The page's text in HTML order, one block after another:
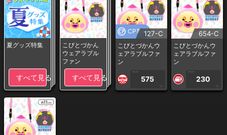
夏グッズ特集
すべて見る
こびとづかん
ウェアラブル
ファン
すべて見る
CP専用127-C
こびとづかんウ
ェアラブルファ
ン
1PLAY
575
CP
654-C
こびとづかんウ
ェアラブルファ
ン
1PLAY
230
CP